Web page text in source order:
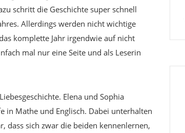
schritt die Geschichte super schnell
Allerdings werden nicht wichtige
komplette Jahr irgendwie auf nicht
mal nur eine Seite und als Leserin
Elena und Sophia
in Mathe und Englisch. Dabei unterhalten
dass sich zwar die beiden kennenlernen,